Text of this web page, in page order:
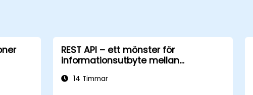
REST API – ett mönster för
informationsutbyte mellan
14 Timmar